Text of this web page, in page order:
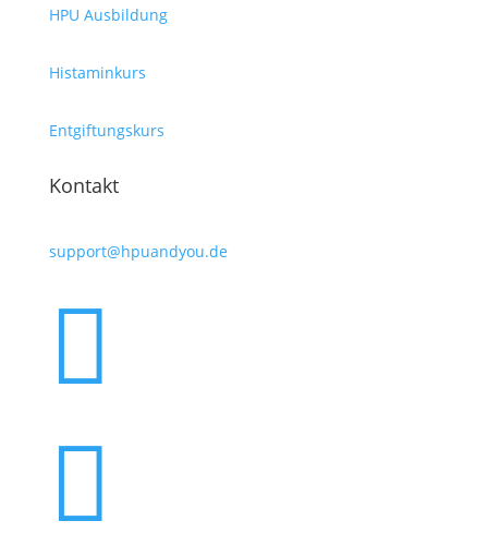
HPU Ausbildung
Histaminkurs
Entgiftungskurs
Kontakt
support@hpuandyou.de

